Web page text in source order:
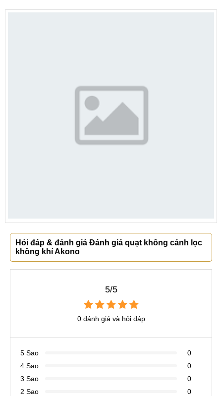
Hỏi đáp & đánh giá Đánh giá quạt không cánh lọc
không khí Akono
5/5
0 đánh giá và hỏi đáp
5 Sao
0
4 Sao
0
3 Sao
0
2 Sao
0